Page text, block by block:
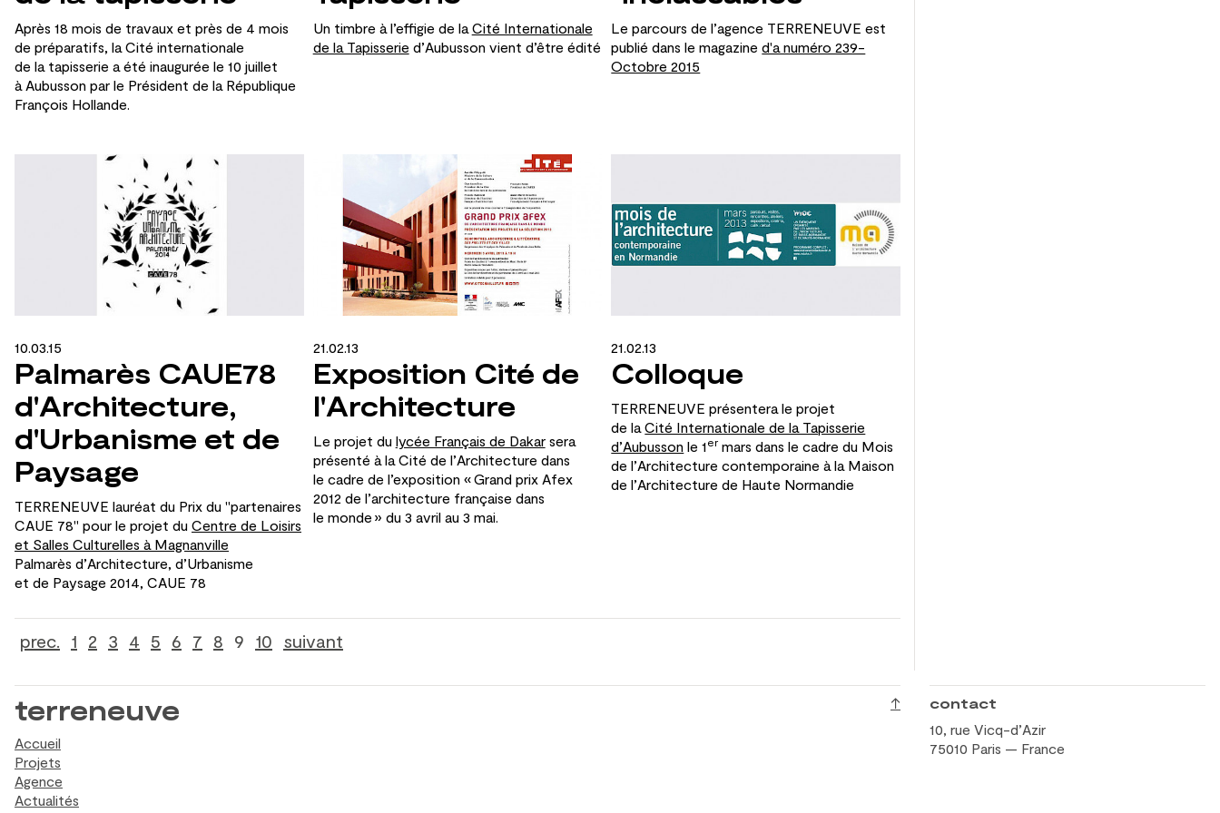
Après 18 mois de travaux et près de 4 mois
de préparatifs, la Cité internationale
de la tapisserie a été inaugurée le 10 juillet
à Aubusson par le Président de la République
François Hollande.
Un timbre à l’effigie de la Cité Internationale
de la Tapisserie d’Aubusson vient d’être édité
Le parcours de l’agence TERRENEUVE est
publié dans le magazined'a numéro 239-
Octobre 2015
10.03.15
Palmarès CAUE78
d'Architecture,
d'Urbanisme et de
Paysage
TERRENEUVE lauréat du Prix du "partenaires
CAUE 78" pour le projet du Centre de Loisirs
et Salles Culturelles à Magnanville
Palmarès d’Architecture, d’Urbanisme
et de Paysage 2014, CAUE 78
21.02.13
Exposition Cité de
l'Architecture
Le projet du lycée Français de Dakarsera
présenté à la Cité de l’Architecture dans
le cadre de l’exposition « Grand prix Afex
2012 de l’architecture française dans
le monde » du 3 avril au 3 mai.
21.02.13
Colloque
TERRENEUVE présentera le projet
de la Cité Internationale de la Tapisserie
d’Aubusson le 1er mars dans le cadre du Mois
de l’Architecture contemporaine à la Maison
de l’Architecture de Haute Normandie
prec. 1 2 3 4 5 6 7 8 9 10 suivant
terreneuve
Accueil
Projets
Agence
Actualités
↑
contact
10, rue Vicq-d’Azir
75010 Paris — France